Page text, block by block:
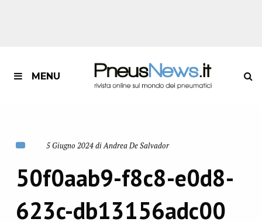
MENU
5 Giugno 2024 di Andrea De Salvador
50f0aab9-f8c8-e0d8-
623c-db13156adc00